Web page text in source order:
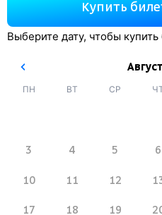
Купить
Выберите дату, чтобы купить
Август
ПН ВТ СР
3 4 5 6
10 11 12
17 18 19